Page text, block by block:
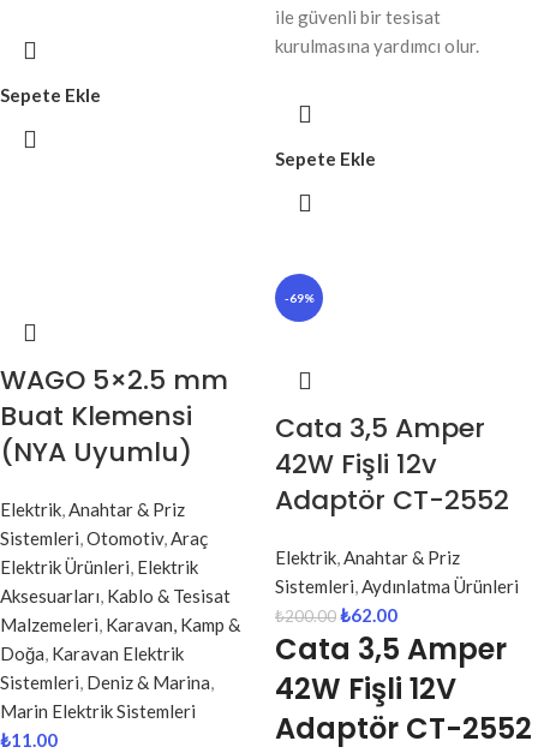
Sepete Ekle
ile güvenli bir tesisat
kurulmasına yardımcı olur.
Sepete Ekle
WAGO 5×2.5 mm
Buat Klemensi
(NYA Uyumlu)
Elektrik,Anahtar & Priz
Sistemleri,Otomotiv,Araç
Elektrik Ürünleri, Elektrik
Aksesuarları, Kablo & Tesisat
Malzemeleri, Karavan, Kamp &
Doğa, Karavan Elektrik
Sistemleri, Deniz & Marina,
Marin Elektrik Sistemleri
₺11.00
-69%
Cata 3,5 Amper
42W Fişli 12v
Adaptör CT-2552
Elektrik,Anahtar & Priz
Sistemleri,Aydınlatma Ürünleri
₺200.00₺62.00
Cata 3,5 Amper
42W Fişli 12V
Adaptör CT-2552